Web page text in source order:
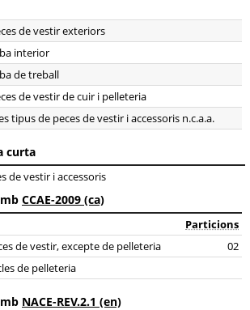
de vestir exteriors
interior
de treball
de vestir de cuir i pelleteria
tipus de peces de vestir i accessoris n.c.a.a.
curta
de vestir i accessoris
CCAE-2009 (ca)
Particions
de vestir, excepte de pelleteria
02
de pelleteria
NACE-REV.2.1 (en)